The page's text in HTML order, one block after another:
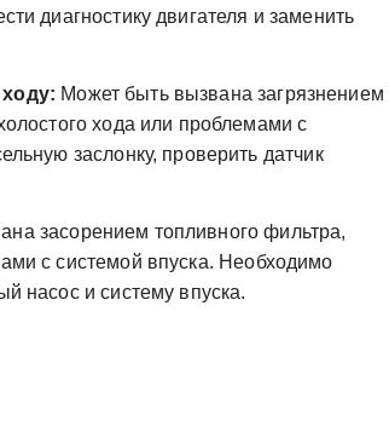
диагностику двигателя и заменить
Может быть вызвана загрязнением
хода или проблемами с
заслонку, проверить датчик
засорением топливного фильтра,
с системой впуска. Необходимо
насос и систему впуска.